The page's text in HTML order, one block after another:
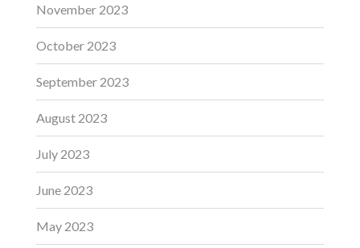
November 2023
October 2023
September 2023
August 2023
July 2023
June 2023
May 2023